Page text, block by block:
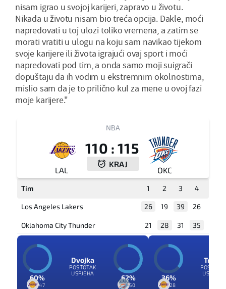
nisam igrao u svojoj karijeri, zapravo u životu.
Nikada u životu nisam bio treća opcija. Dakle, moći
napredovati u toj ulozi toliko vremena, a zatim se
morati vratiti u ulogu na koju sam navikao tijekom
svoje karijere ili života igrajući ovaj sport i moći
napredovati pod tim, a onda samo moji suigrači
dopuštaju da ih vodim u ekstremnim okolnostima,
mislio sam da je to prilično kul za mene u ovoj fazi
moje karijere."
NBA
LAL
110 : 115
KRAJ
OKC
Tim 1 2 3 4
Los Angeles Lakers
Oklahoma City Thunder
26
21
19
28
39
31
26
35
60%
28/47
Dvojka
POSTOTAK
USPJEHA
62%
31/50
36%
10/28
Trojka
USPJEHA